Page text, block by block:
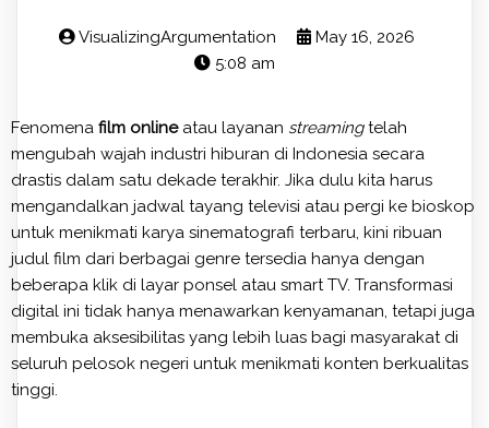
VisualizingArgumentation
May 16, 2026
5:08 am
Fenomena film onlineatau layanan streamingtelah
mengubah wajah industri hiburan di Indonesia secara
drastis dalam satu dekade terakhir. Jika dulu kita harus
mengandalkan jadwal tayang televisi atau pergi ke bioskop
untuk menikmati karya sinematografi terbaru, kini ribuan
judul film dari berbagai genre tersedia hanya dengan
beberapa klik di layar ponsel atau smart TV. Transformasi
digital ini tidak hanya menawarkan kenyamanan, tetapi juga
membuka aksesibilitas yang lebih luas bagi masyarakat di
seluruh pelosok negeri untuk menikmati konten berkualitas
tinggi.